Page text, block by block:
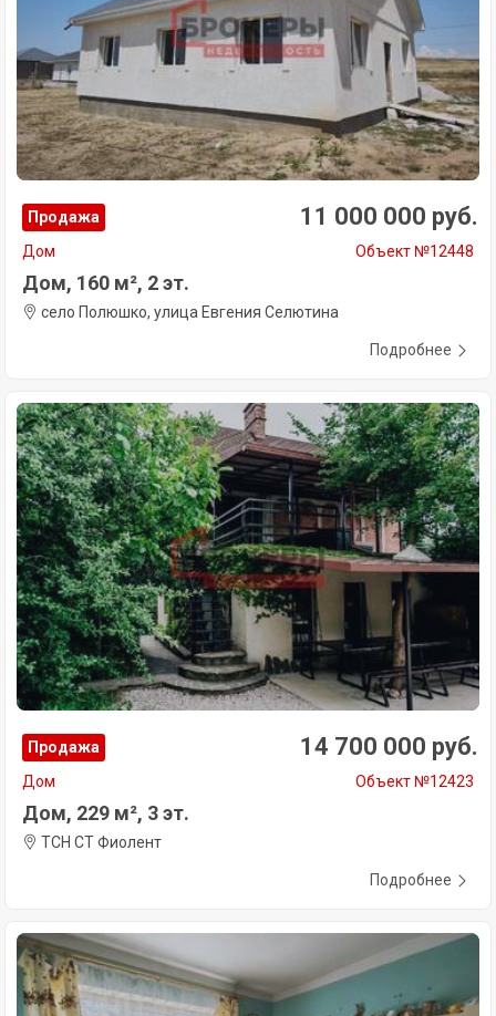
Продажа 11 000 000 руб.
Дом Объект №12448
Дом, 160 м², 2 эт.
село Полюшко, улица Евгения Селютина
Подробнее
Продажа 14 700 000 руб.
Дом Объект №12423
Дом, 229 м², 3 эт.
ТСН СТ Фиолент
Подробнее